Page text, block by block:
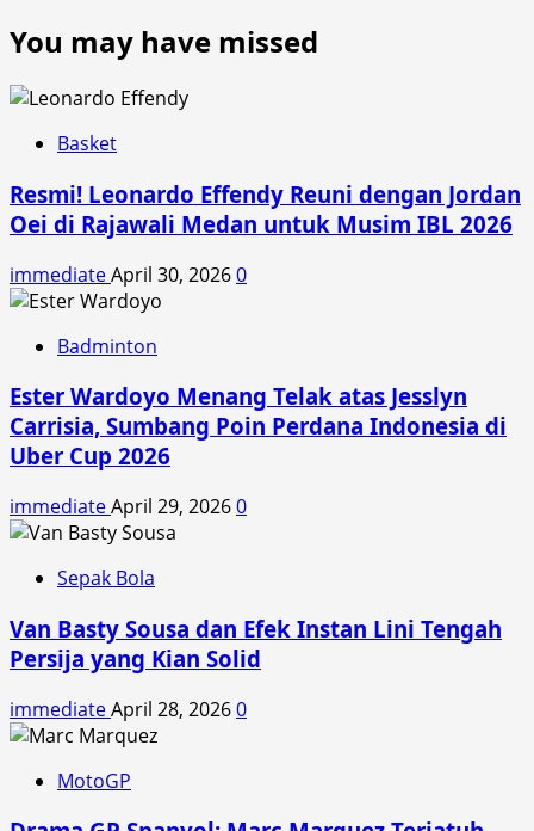
You may have missed
Basket
Resmi! Leonardo Effendy Reuni dengan Jordan
Oei di Rajawali Medan untuk Musim IBL 2026
immediateApril 30, 20260
Badminton
Ester Wardoyo Menang Telak atas Jesslyn
Carrisia, Sumbang Poin Perdana Indonesia di
Uber Cup 2026
immediateApril 29, 20260
Sepak Bola
Van Basty Sousa dan Efek Instan Lini Tengah
Persija yang Kian Solid
immediateApril 28, 20260
MotoGP